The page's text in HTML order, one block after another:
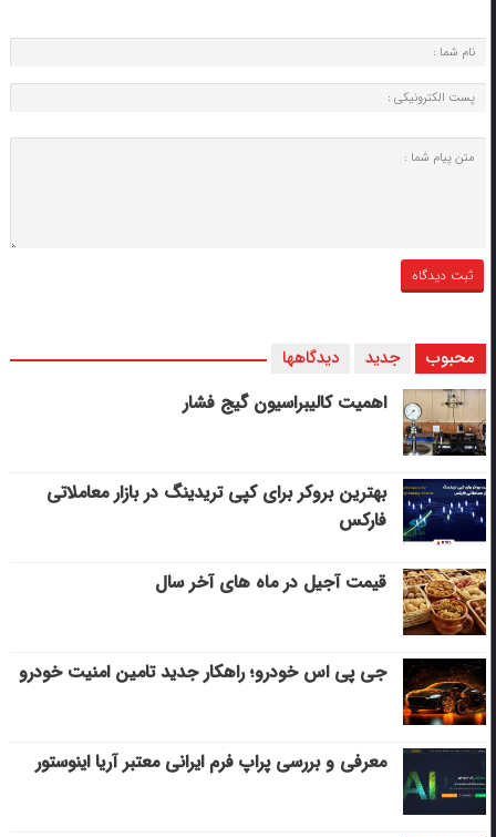
محبوب جدید دیدگاهها
اهمیت کالیبراسیون گیج فشار
بهترین بروکر برای کپی‌ تریدینگ در بازار معاملاتی
فارکس
قیمت آجیل در ماه های آخر سال
جی پی اس خودرو؛ راهکار جدید تامین امنیت خودرو
معرفی و بررسی پراپ فرم ایرانی معتبر آریا اینوستور